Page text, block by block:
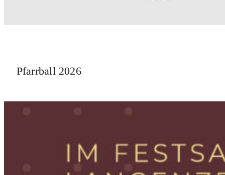
Pfarrball 2026